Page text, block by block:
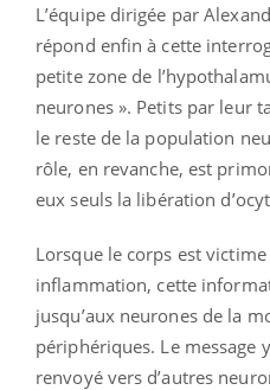
L’équipe dirigée par
répond enfin à cette
petite zone de
neurones ». Petits par leur
le reste de la population
rôle, en revanche, est
eux seuls la libération
Lorsque le corps est victime
inflammation, cette
jusqu’aux neurones de la
périphériques. Le message
renvoyé vers d’autres